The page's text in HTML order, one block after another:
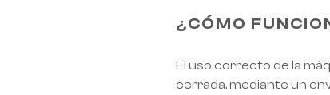
¿CÓMO
El uso correcto de la
cerrada, mediante un